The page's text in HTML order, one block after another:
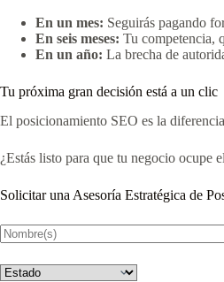
En un mes: Seguirás pagando
En seis meses: Tu competencia,
En un año: La brecha de
Tu próxima gran decisión está a un clic
El posicionamiento SEO es la
¿Estás listo para que tu negocio ocupe
Solicitar una Asesoría Estratégica de